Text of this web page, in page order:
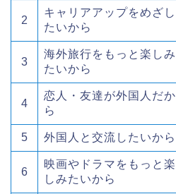
2
キャリアアップをめざし
たいから
3
海外旅行をもっと楽しみ
たいから
4
恋人・友達が外国人だか
ら
5 外国人と交流したいから
6
映画やドラマをもっと楽
しみたいから